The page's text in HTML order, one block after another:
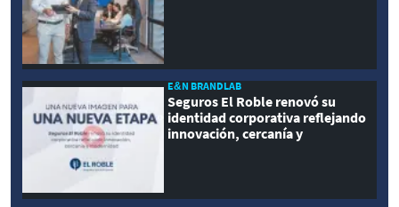
E&N BRANDLAB
Seguros El Roble renovó su
identidad corporativa reflejando
innovación, cercanía y